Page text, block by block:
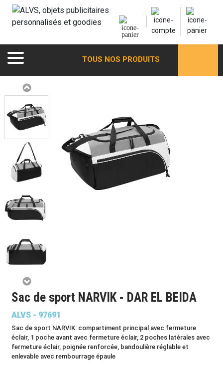
TOUS NOS PRODUITS
Sac de sport NARVIK - DAR EL BEIDA
ALVS - 97691
Sac de sport NARVIK: compartiment principal avec fermeture
éclair, 1 poche avant avec fermeture éclair, 2 poches latérales avec
fermeture éclair, poignée renforcée, bandoulière réglable et
enlevable avec rembourrage épaule